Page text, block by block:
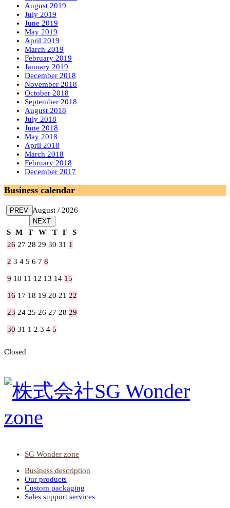
August 2019
July 2019
June 2019
May 2019
April 2019
March 2019
February 2019
January 2019
December 2018
November 2018
October 2018
September 2018
August 2018
July 2018
June 2018
May 2018
April 2018
March 2018
February 2018
December 2017
Business calendar
PREV August / 2026
NEXT
S M T W T F
S
26 27 28 29 30 31 1
2 3 4 5 6 7 8
9 10 11 12 13 14 15
16 17 18 19 20 21 22
23 24 25 26 27 28 29
30 31 1 2 3 4 5
Closed
SG Wonder zone
Business description
Our products
Custom packaging
Sales support services